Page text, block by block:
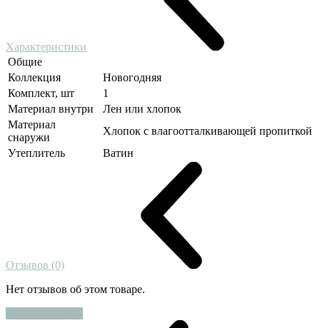
Характеристики
Общие
Коллекция
Новогодняя
Комплект, шт
1
Материал внутри
Лен или хлопок
Материал
снаружи
Хлопок с влагоотталкивающей пропиткой
Утеплитель
Ватин
Отзывов (0)
Нет отзывов об этом товаре.